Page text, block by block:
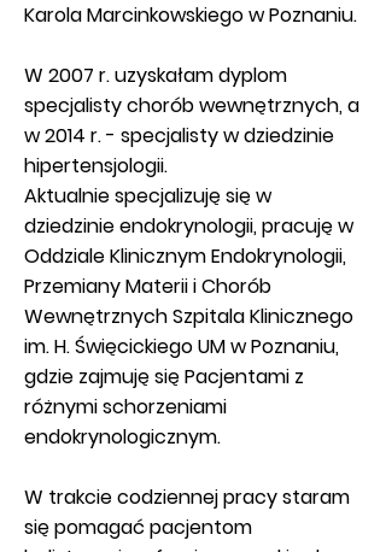
Karola Marcinkowskiego w Poznaniu.
W 2007 r. uzyskałam dyplom
specjalisty chorób wewnętrznych, a
w 2014 r. - specjalisty w dziedzinie
hipertensjologii.
Aktualnie specjalizuję się w
dziedzinie endokrynologii, pracuję w
Oddziale Klinicznym Endokrynologii,
Przemiany Materii i Chorób
Wewnętrznych Szpitala Klinicznego
im. H. Święcickiego UM w Poznaniu,
gdzie zajmuję się Pacjentami z
różnymi schorzeniami
endokrynologicznym.
W trakcie codziennej pracy staram
się pomagać pacjentom